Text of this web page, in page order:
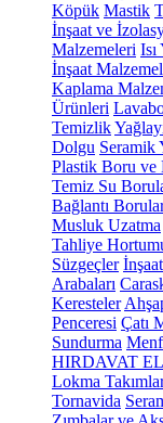
Köpük Mastik
İnşaat ve
Malzemeleri Isı
İnşaat
Kaplama
Ürünleri
Temizlik
Dolgu Seramik
Plastik Boru ve
Temiz Su
Bağlantı
Musluk Uzatma
Tahliye
Süzgeçler
Arabaları
Keresteler
Penceresi Çatı
Sundurma
HIRDAVAT
Lokma
Tornavida